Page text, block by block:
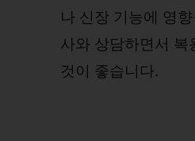
나 신장 기능에 영
사와 상담하면서 복
것이 좋습니다.